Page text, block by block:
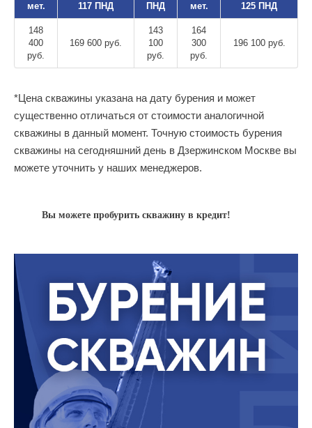
мет.
117 ПНД
ПНД
мет.
125 ПНД
148
400
руб.
169 600 руб.
143
100
руб.
164
300
руб.
196 100 руб.
*Цена скважины указана на дату бурения и может
существенно отличаться от стоимости аналогичной
скважины в данный момент. Точную стоимость бурения
скважины на сегодняшний день в Дзержинском Москве вы
можете уточнить у наших менеджеров.
Вы можете пробурить скважину в кредит!